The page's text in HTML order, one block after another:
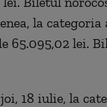
la
65.095,02 lei.
18 iulie, la